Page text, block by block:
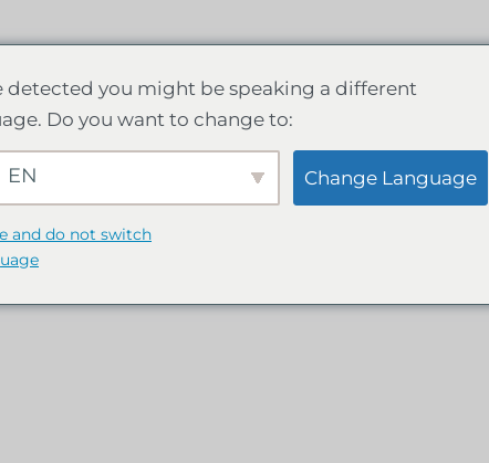
Minas Gerais
detected you might be speaking a different
Do you want to change to:
EN Change Language
and do not switch